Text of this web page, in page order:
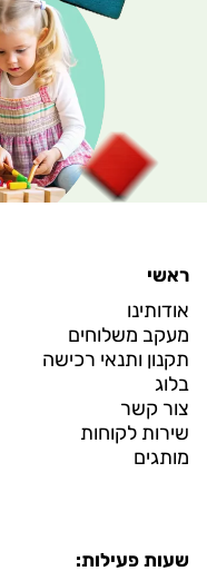
ראשי
אודותינו
מעקב משלוחים
תקנון ותנאי רכישה
בלוג
צור קשר
שירות לקוחות
מותגים
שעות פעילות: